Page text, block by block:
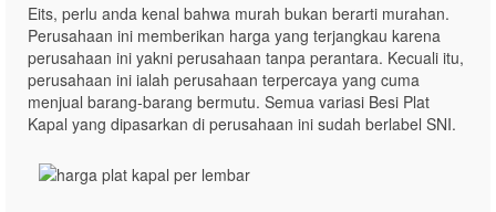
Eits, perlu anda kenal bahwa murah bukan berarti murahan.
Perusahaan ini memberikan harga yang terjangkau karena
perusahaan ini yakni perusahaan tanpa perantara. Kecuali itu,
perusahaan ini ialah perusahaan terpercaya yang cuma
menjual barang-barang bermutu. Semua variasi Besi Plat
Kapal yang dipasarkan di perusahaan ini sudah berlabel SNI.